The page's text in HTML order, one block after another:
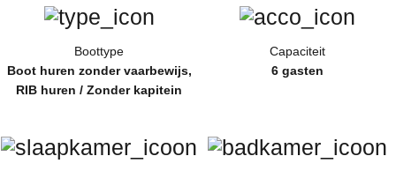
Boottype
Boot huren zonder vaarbewijs,
RIB huren / Zonder kapitein
Capaciteit
6 gasten